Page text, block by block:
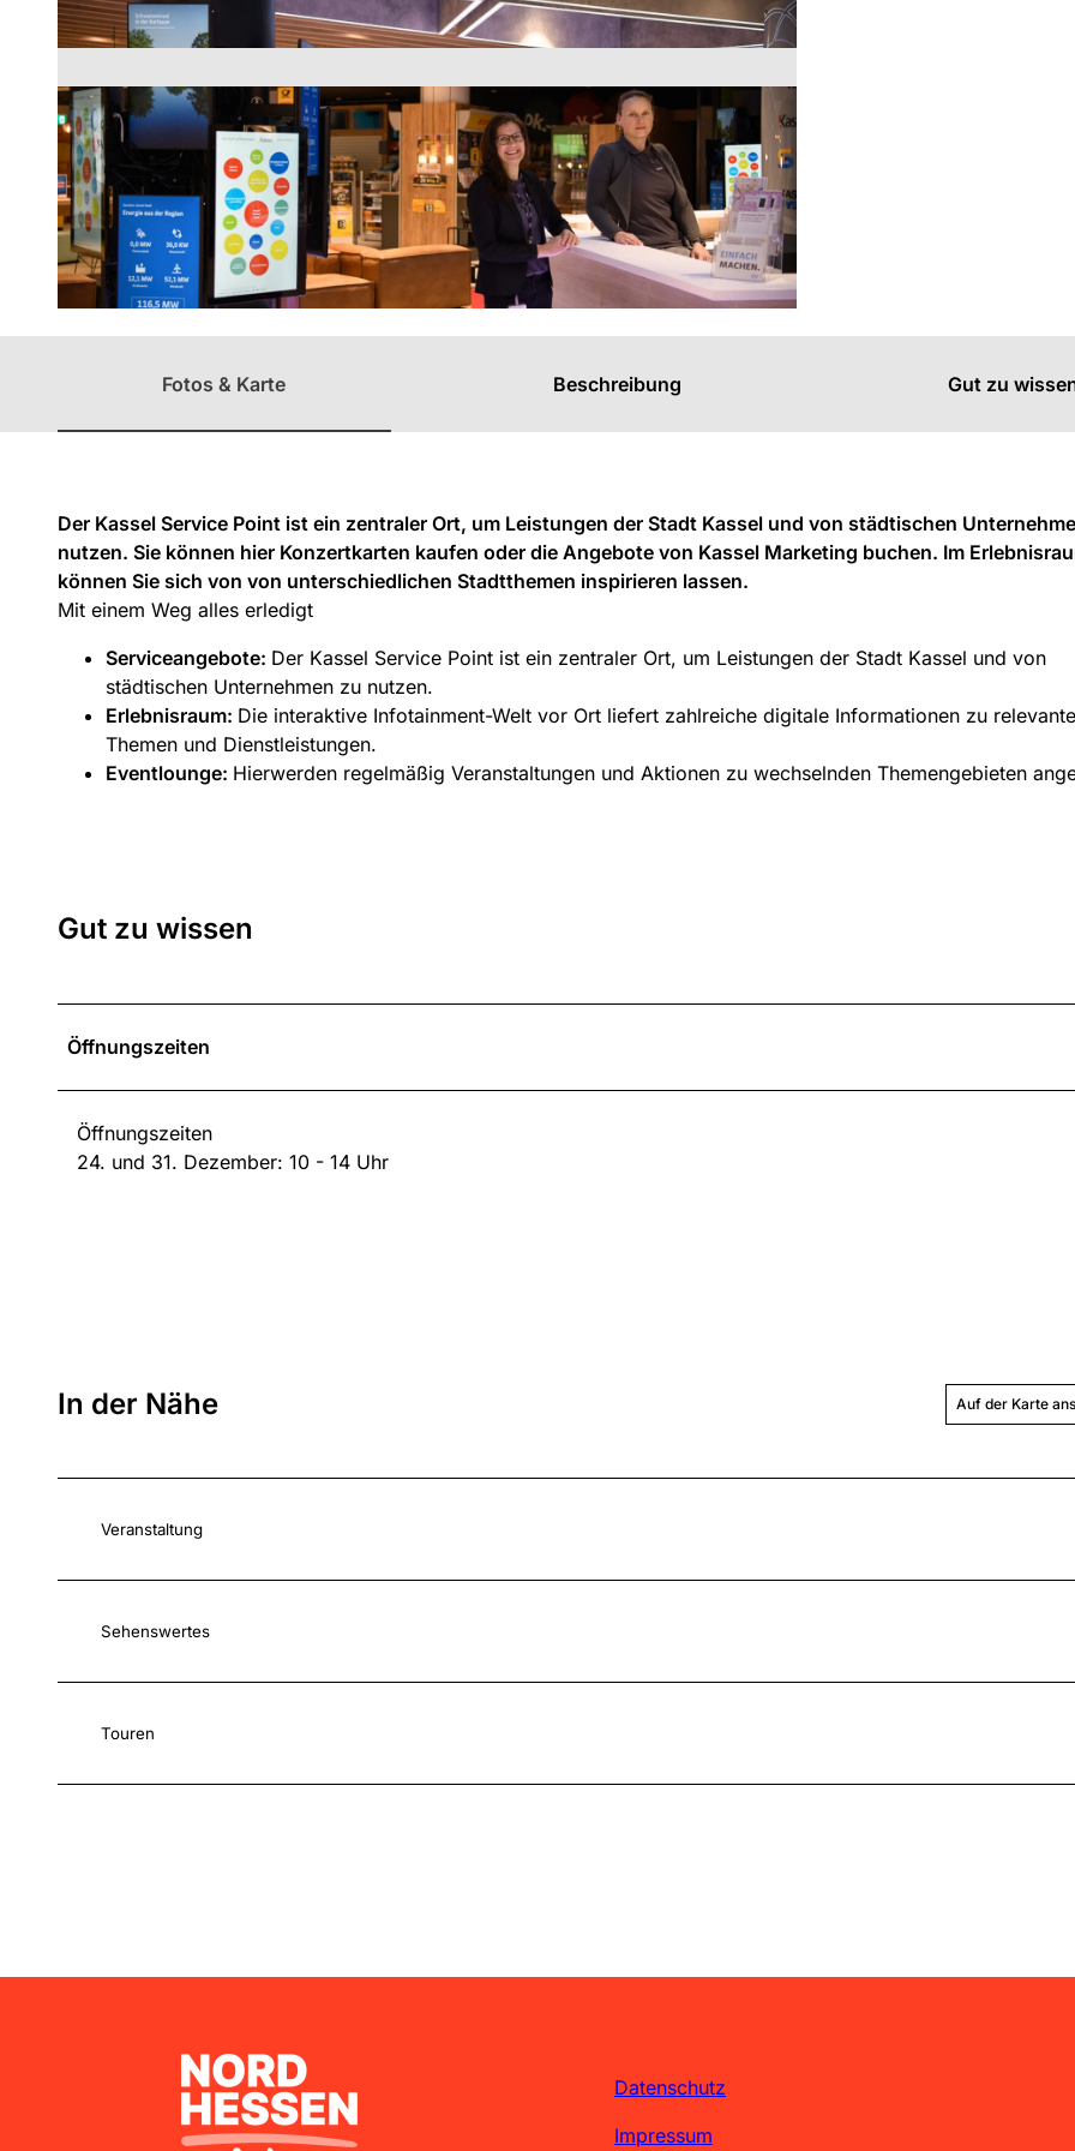
Unterwegs
mit Kindern
Region
GrimmHei
mat
Nordhess
en
Fotos & Karte Beschreibung Gut zu
Der Kassel Service Point ist ein zentraler Ort, um Leistungen der Stadt Kassel und von städtischen
nutzen. Sie können hier Konzertkarten kaufen oder die Angebote von Kassel Marketing buchen. Im
können Sie sich von von unterschiedlichen Stadtthemen inspirieren lassen.
Mit einem Weg alles erledigt
Serviceangebote: Der Kassel Service Point ist ein zentraler Ort, um Leistungen der Stadt Kassel und von
städtischen Unternehmen zu nutzen.
Erlebnisraum: Die interaktive Infotainment-Welt vor Ort liefert zahlreiche digitale Informationen zu
Themen und Dienstleistungen.
Eventlounge: Hierwerden regelmäßig Veranstaltungen und Aktionen zu wechselnden Themengebieten
Gut zu wissen
Öffnungszeiten
Öffnungszeiten
24. und 31. Dezember: 10 - 14 Uhr
In der Nähe Auf der Karte
Veranstaltung
Sehenswertes
Touren
Datenschutz
Impressum